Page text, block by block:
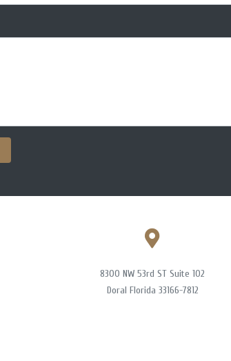
8300 NW 53rd ST Suite 102
Doral Florida 33166-7812